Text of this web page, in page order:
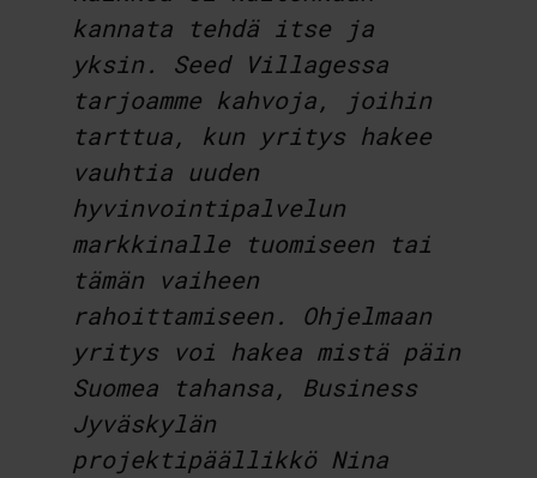
kannata tehdä itse ja
yksin. Seed Villagessa
tarjoamme kahvoja, joihin
tarttua, kun yritys hakee
vauhtia uuden
hyvinvointipalvelun
markkinalle tuomiseen tai
tämän vaiheen
rahoittamiseen. Ohjelmaan
yritys voi hakea mistä päin
Suomea tahansa, Business
Jyväskylän
projektipäällikkö Nina